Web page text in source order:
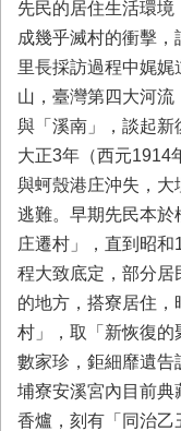
先民的居住生活環
成幾乎滅村的衝擊
里長採訪過程中娓娓
山，臺灣第四大河流
與「溪南」，談起新
大正3年（西元1914
與蚵殼港庄沖失，大
逃難。早期先民本於
庄遷村」，直到昭
程大致底定，部分居
的地方，搭寮居住
村」，取「新恢復的
數家珍，鉅細靡遺告
埔寮安溪宮內目前
香爐，刻有「同治乙